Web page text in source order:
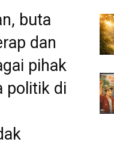
buta
dan
pihak
politik di